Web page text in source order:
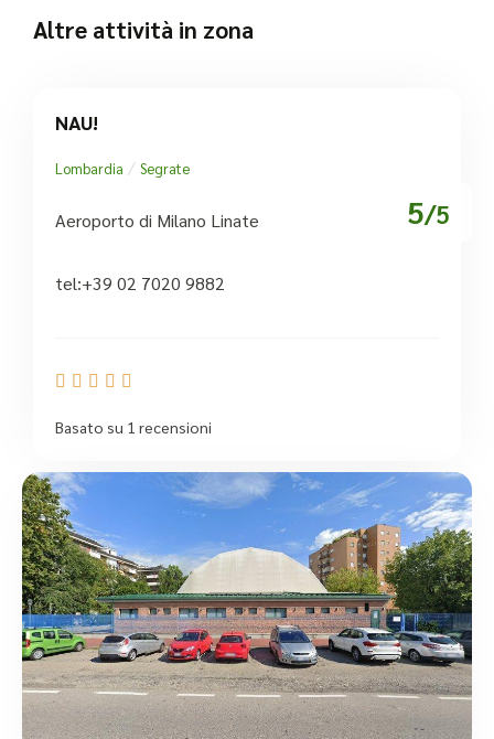
Altre attività in zona
5/5
NAU!
Lombardia / Segrate
Aeroporto di Milano Linate
tel:+39 02 7020 9882
    
Basato su 1 recensioni